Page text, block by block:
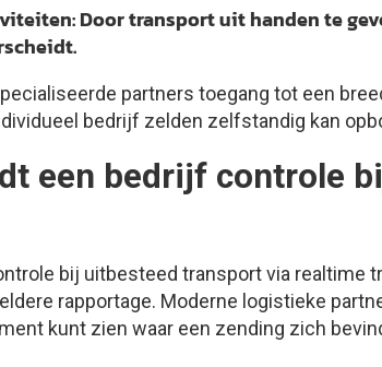
Door transport uit handen te
partners toegang tot een
bedrijf zelden zelfstandig kan
een bedrijf controle
bij uitbesteed transport via realtime
rapportage. Moderne logistieke
kunt zien waar een zending zich